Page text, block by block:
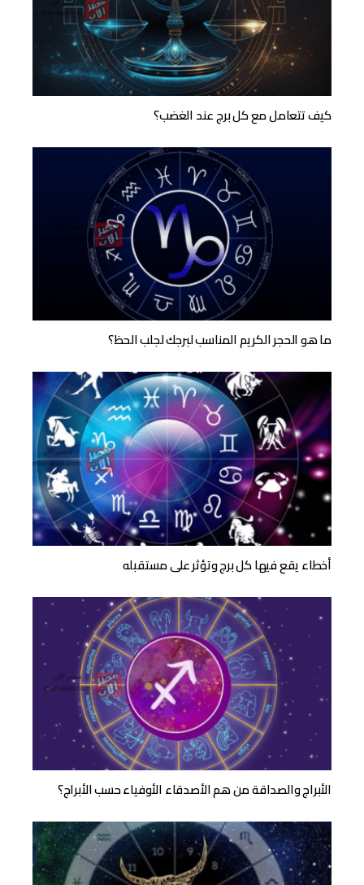
كيف تتعامل مع كل برج عند الغضب؟
ما هو الحجر الكريم المناسب لبرجك لجلب الحظ؟
أخطاء يقع فيها كل برج وتؤثر على مستقبله
الأبراج والصداقة من هم الأصدقاء الأوفياء حسب الأبراج؟